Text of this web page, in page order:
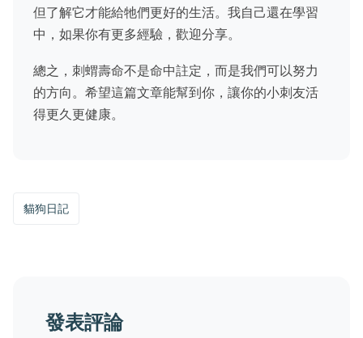
但了解它才能給牠們更好的生活。我自己還在學習
中，如果你有更多經驗，歡迎分享。
總之，刺蝟壽命不是命中註定，而是我們可以努力
的方向。希望這篇文章能幫到你，讓你的小刺友活
得更久更健康。
貓狗日記
發表評論